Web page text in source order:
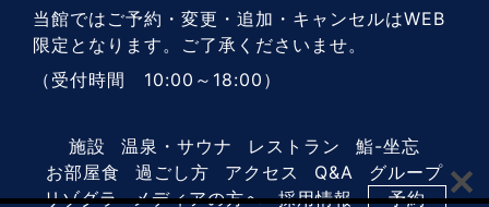
当館ではご予約・変更・追加・キャンセルはWEB
限定となります。ご了承くださいませ。
（受付時間 10:00～18:00）
施設 温泉・サウナ レストラン
鮨-坐忘
お部屋食
過ごし方 アクセス Q&A
グループ
リゾグラ
メディアの方へ 採用情報 予約